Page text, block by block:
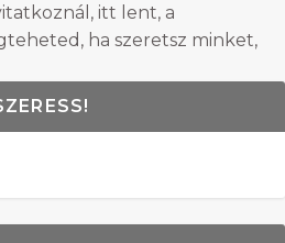
itt lent, a
ha szeretsz minket,